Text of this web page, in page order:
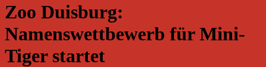
Zoo Duisburg:
Namenswettbewerb für Mini-
Tiger startet